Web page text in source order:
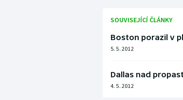
SOUVISEJÍCÍ ČLÁNKY
Boston porazil v
5. 5. 2012
Dallas nad
4. 5. 2012